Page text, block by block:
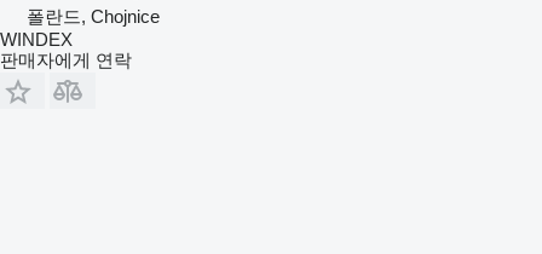
폴란드, Chojnice
WINDEX
판매자에게 연락